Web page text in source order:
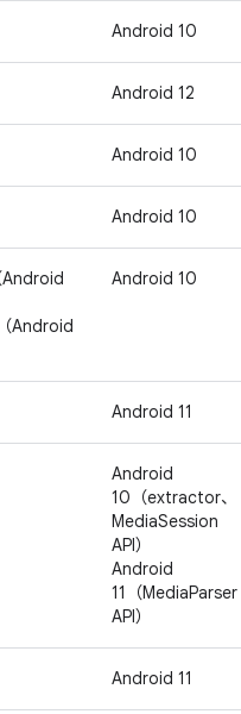
Android 10
Android 12
Android 10
Android 10
Android
Android
Android 10
Android 11
Android
10（extractor、
MediaSession
API）
Android
11（MediaParser
API）
Android 11